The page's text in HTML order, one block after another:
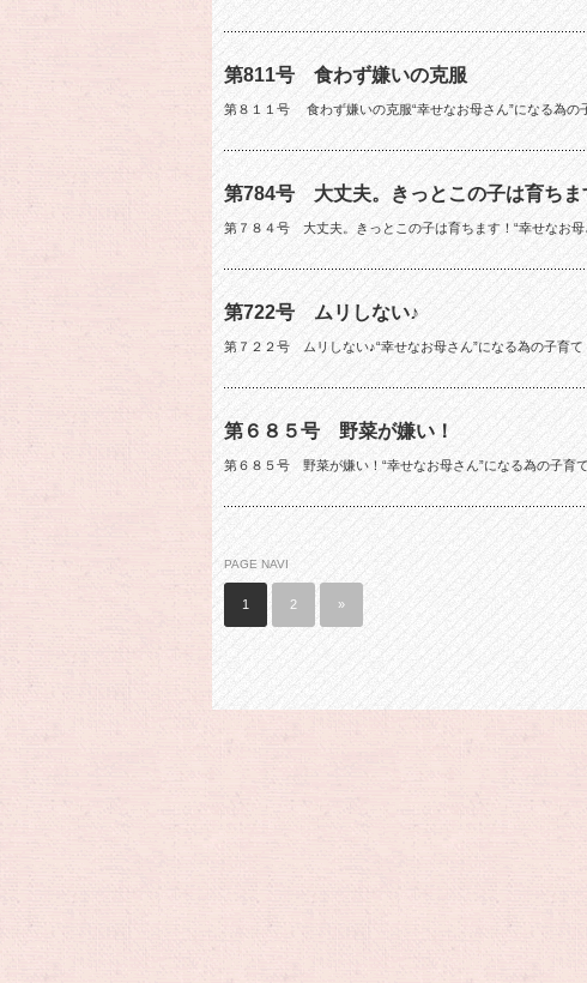
第811号 食わず嫌いの克服
第８１１号 食わず嫌いの克服“幸せなお母さん”になる為の
第784号 大丈夫。きっとこの子は育ちま
第７８４号 大丈夫。きっとこの子は育ちます！“幸せなお母
第722号 ムリしない♪
第７２２号 ムリしない♪“幸せなお母さん”になる為の子育て
第６８５号 野菜が嫌い！
第６８５号 野菜が嫌い！“幸せなお母さん”になる為の子育て
PAGE NAVI
1 2 »